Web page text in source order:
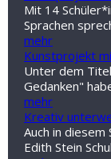
Mit 14
Sprachen
mehr
Kunstprojekt
Unter dem
Gedanken"
mehr
Kreativ
Auch in diesem
Edith Stein